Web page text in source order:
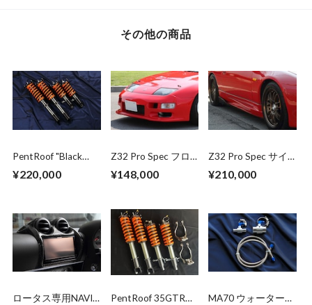
その他の商品
PentRoof "Black
kit for Mark II
¥220,000
Z32 Pro Spec フロ
ラー(一体型)
¥148,000
Z32 Pro Spec サイ
ッター (2by2)
¥210,000
ロータス専用NAVI
PentRoof 35GTR
MA70 ウォーターバ